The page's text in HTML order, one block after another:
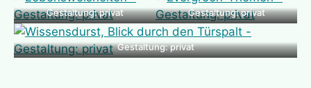
Gestaltung: privat Gestaltung: privat
Gestaltung: privat